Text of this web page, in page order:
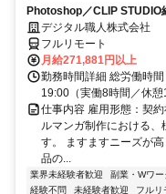
Photoshop／CLIP STUDIO
デジタル職人株式会社
フルリモート
月給271,881円以上
勤務時間詳細 総労働時
19:00（実働8時間／休
仕事内容 雇用形態：契
ルマンガ制作における、
す。 ますますニーズが
品の...
業界未経験者歓迎 副業・Wワー
経験不問
未経験者歓迎 フルリ